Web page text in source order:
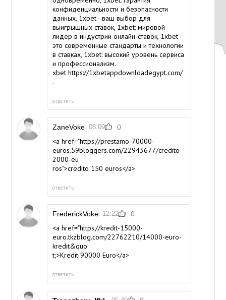
конфиденциальности и безопасности
данных, 1xbet - ваш выбор для
выигрышных ставок, 1xbet: мировой
лидер в индустрии онлайн-ставок, 1xbet -
это современные стандарты и технологии
в ставках, 1xbet: высокий уровень сервиса
и профессионализм.
xbethttps://1xbetappdownloadegypt.com/
.
ответить
ZaneVoke: 08:09 0
<a href="https://prestamo-70000-
euros.59bloggers.com/22943677/credito-
2000-eu
ros">credito 150 euros</a>
ответить
FrederickVoke: 12:22 0
<a href="https://kredit-15000-
euro.tkzblog.com/22762210/14000-euro-
kredit&quo
t;>Kredit 90000 Euro</a>
ответить